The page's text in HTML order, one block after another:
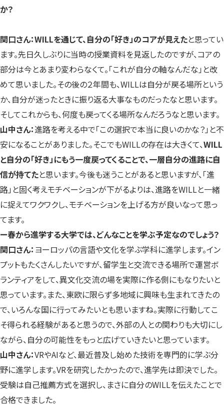
か？
関口さん：WILLを通じて、自分の「好き」のコアが見えたと思ってい
ます。先日久しぶりに当時の授業資料を見返したのですが、コアの
部分は今とあまり変わらなくて。「これが自分の軸なんだな」と改
めて思いました。その後の２年間も、WILLは自分が戻る場所という
か、自分が迷ったときに振り返る大事なものだったなと思います。
そしてこれからも、何度も戻ってくる場所なんだろうなと思います。
山中さん：進路を考える中で「この選択で本当に良いのかな？」と不
安になることがありました。そこでもWILLの存在は大きくて、WILL
と自分の「好き」にもう一度戻ってくることで、一層自分の進路に自
信が持てたと思います。今後も迷うことがあると思いますが、「進
路」と固く考えモチベーションが下がるよりは、進路をWILLと一緒
に捉えてワクワクし、モチベーションを上げる方が良いなって思っ
てます。
ー春から進学する大学では、どんなことを学ぶ予定なのでしょう？
関口さん： ヨーロッパの言語や文化を学ぶ学科に進学します。イン
プットもたくさんしたいですが、留学生と交流できる場所で運営ボ
ランティアをして、異文化交流の場を実際に作る側にもなりたいと
思っています。また、東欧に限らず多地域に興味も生まれてきたの
で、いろんな国に行ってみたいとも思いますね。実際に行動してこ
そ得られる経験があると思うので、外部の人との関わりも大切にし
ながら、自分の可能性をもっと広げていきたいと思っています。
山中さん：VRやAIなど、最近普及し始めた技術を専門的に学ぶ分
野に進学します。VRを研究したかったので、進学先は即決でした。
受験は自己推薦方式を選択し、まさに自分のWILLを伝えたことで
合格できました。